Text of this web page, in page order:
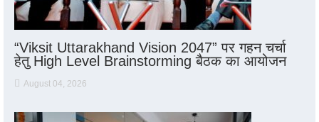
“Viksit Uttarakhand Vision 2047” पर गहन चर्चा
हेतु High Level Brainstorming बैठक का आयोजन
August 04, 2026